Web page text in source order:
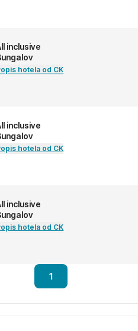
inclusive
hotela od CK
inclusive
hotela od CK
inclusive
hotela od CK
1